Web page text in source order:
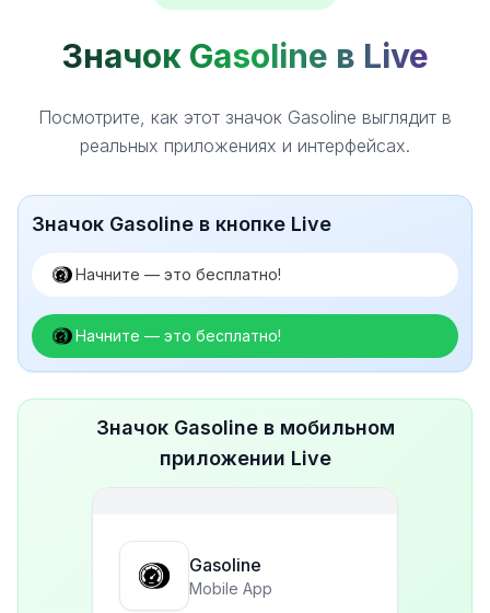
Значок Gasoline в Live
Посмотрите, как этот значок Gasoline выглядит в
реальных приложениях и интерфейсах.
Значок Gasoline в кнопке Live
Начните — это бесплатно!
Начните — это бесплатно!
Значок Gasoline в мобильном
приложении Live
Gasoline
Mobile App